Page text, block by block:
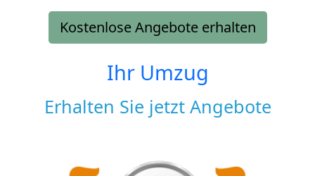
Kostenlose Angebote erhalten
Ihr Umzug
Erhalten Sie jetzt Angebote